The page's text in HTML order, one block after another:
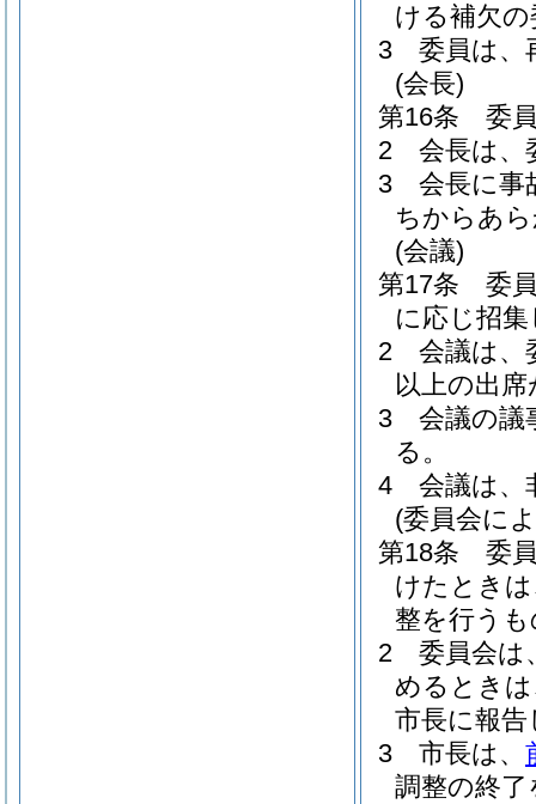
ける補欠
3
委員は、
(会長)
第16条
委
2
会長は、
3
会長に事
ちからあ
(会議)
第17条
委
に応じ招
2
会議は、
以上の出
3
会議の議
る。
4
会議は、
(委員会に
第18条
委
けたとき
整を行う
2
委員会は
めるとき
市長に報
3
市長は、
調整の終